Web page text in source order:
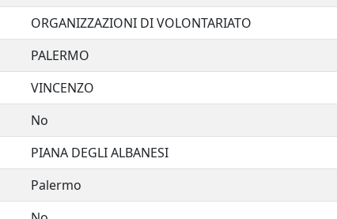
ORGANIZZAZIONI DI VOLONTARIATO
PALERMO
VINCENZO
No
PIANA DEGLI ALBANESI
Palermo